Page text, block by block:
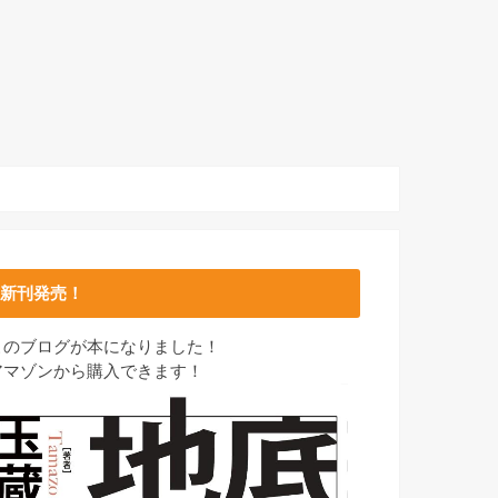
新刊発売！
のブログが本になりました！
マゾンから購入できます！